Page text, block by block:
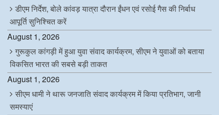
डीएम निर्देश, बोले कांवड़ यात्रा दौरान ईंधन एवं रसोई गैस की निर्बाध
आपूर्ति सुनिश्चित करें
August 1, 2026
गुरूकुल कांगड़ी में हुआ युवा संवाद कार्यक्रम, सीएम ने युवाओं को बताया
विकसित भारत की सबसे बड़ी ताकत
August 1, 2026
सीएम धामी ने थारू जनजाति संवाद कार्यक्रम में किया प्रतिभाग, जानी
समस्याएं